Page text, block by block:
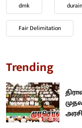
dmk
Fair Delimitation
Trending